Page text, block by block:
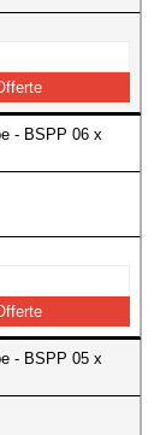
- BSPP 06 x
- BSPP 05 x